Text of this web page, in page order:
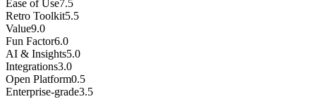
Ease of Use7.5
Retro Toolkit5.5
Value9.0
Fun Factor6.0
AI & Insights5.0
Integrations3.0
Open Platform0.5
Enterprise-grade3.5